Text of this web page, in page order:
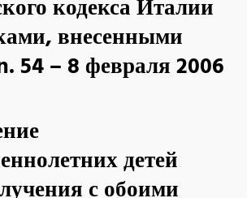
кодекса Италии
внесенными
54 – 8 февраля 2006
детей